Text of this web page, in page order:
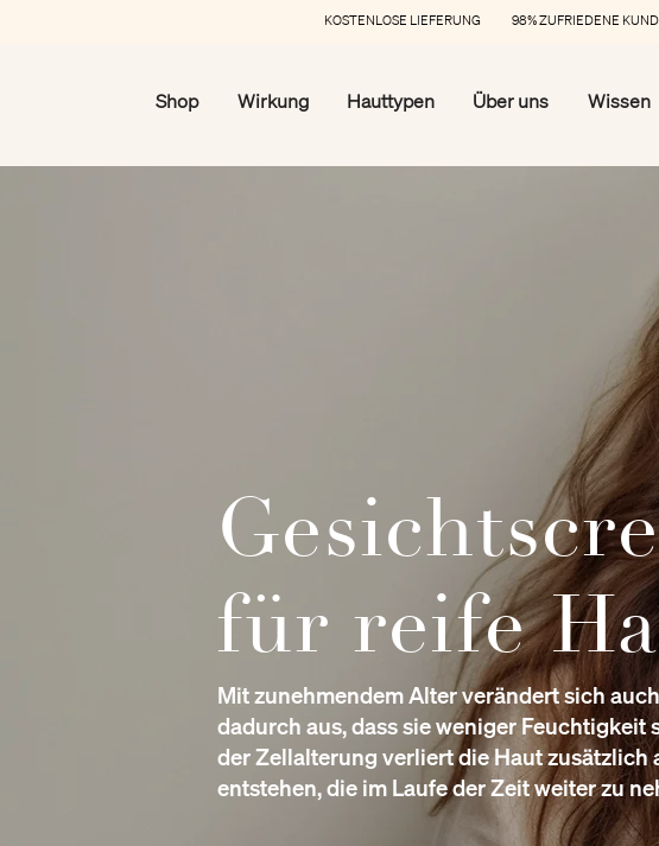
KOSTENLOSE LIEFERUNG 98% ZUFRIEDENE
Shop Wirkung Hauttypen Über uns Wissen
für reife
Mit zunehmendem Alter verändert sich
dadurch aus, dass sie weniger
der Zellalterung verliert die Haut zusätzlich
entstehen, die im Laufe der Zeit weiter zu